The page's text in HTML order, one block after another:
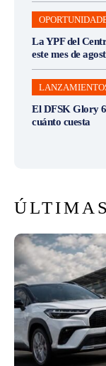
La YPF del
este mes de
El DFSK Glory
cuánto cuesta